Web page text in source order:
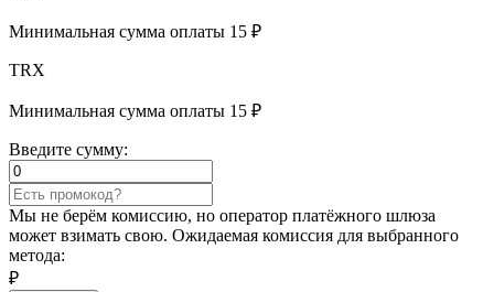
Минимальная сумма оплаты 15 ₽
TRX
Минимальная сумма оплаты 15 ₽
Введите сумму:
Мы не берём комиссию, но оператор платёжного шлюза
может взимать свою. Ожидаемая комиссия для выбранного
метода:
₽